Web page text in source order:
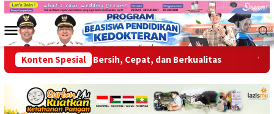
Loncat
kontenMenu
Mobile
Konten Spesial
Layanan Bersih, Cepat, dan Berkualitas Wabup OKU